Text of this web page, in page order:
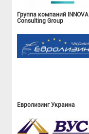
Группа компаний INNOVA
Consulting Group
Евролизинг Украина